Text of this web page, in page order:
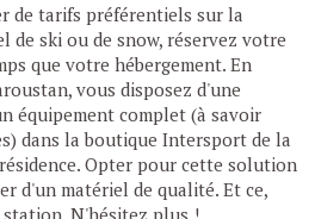
de tarifs préférentiels sur la
de ski ou de snow, réservez votre
que votre hébergement. En
vous disposez d'une
équipement complet (à savoir
dans la boutique Intersport de la
Opter pour cette solution
d'un matériel de qualité. Et ce,
N'hésitez plus !